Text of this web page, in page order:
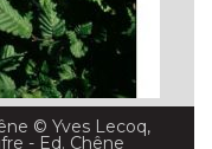
© Yves Lecoq,
- Ed. Chêne
vous à des
dans l'acquisition